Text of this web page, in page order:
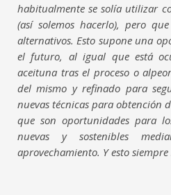
habitualmente se solía utilizar
(así solemos hacerlo), pero
alternativos. Esto supone una
el futuro, al igual que está
aceituna tras el proceso o
del mismo y refinado para
nuevas técnicas para obtención
que son oportunidades para
nuevas y sostenibles
aprovechamiento. Y esto